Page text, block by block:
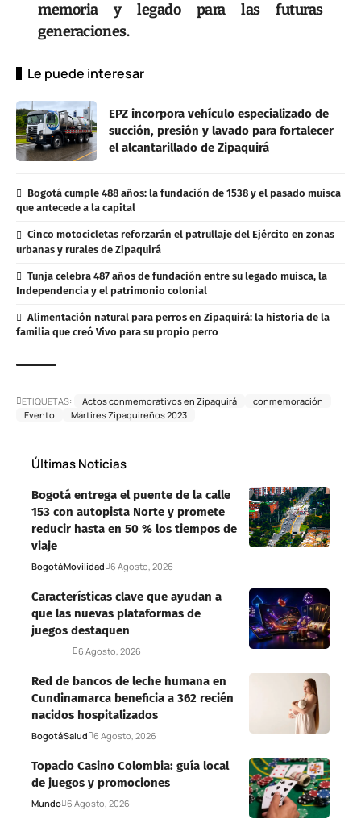
memoria y legado para las futuras
generaciones.
Le puede interesar
EPZ incorpora vehículo especializado de
succión, presión y lavado para fortalecer
el alcantarillado de Zipaquirá
Bogotá cumple 488 años: la fundación de 1538 y el pasado muisca
que antecede a la capital
Cinco motocicletas reforzarán el patrullaje del Ejército en zonas
urbanas y rurales de Zipaquirá
Tunja celebra 487 años de fundación entre su legado muisca, la
Independencia y el patrimonio colonial
Alimentación natural para perros en Zipaquirá: la historia de la
familia que creó Vivo para su propio perro
ETIQUETAS: Actos conmemorativos en Zipaquirá
conmemoración
Evento
Mártires Zipaquireños 2023
Últimas Noticias
Bogotá entrega el puente de la calle
153 con autopista Norte y promete
reducir hasta en 50 % los tiempos de
viaje
BogotáMovilidad 6 Agosto, 2026
Características clave que ayudan a
que las nuevas plataformas de
juegos destaquen
6 Agosto, 2026
Red de bancos de leche humana en
Cundinamarca beneficia a 362 recién
nacidos hospitalizados
BogotáSalud 6 Agosto, 2026
Topacio Casino Colombia: guía local
de juegos y promociones
Mundo 6 Agosto, 2026